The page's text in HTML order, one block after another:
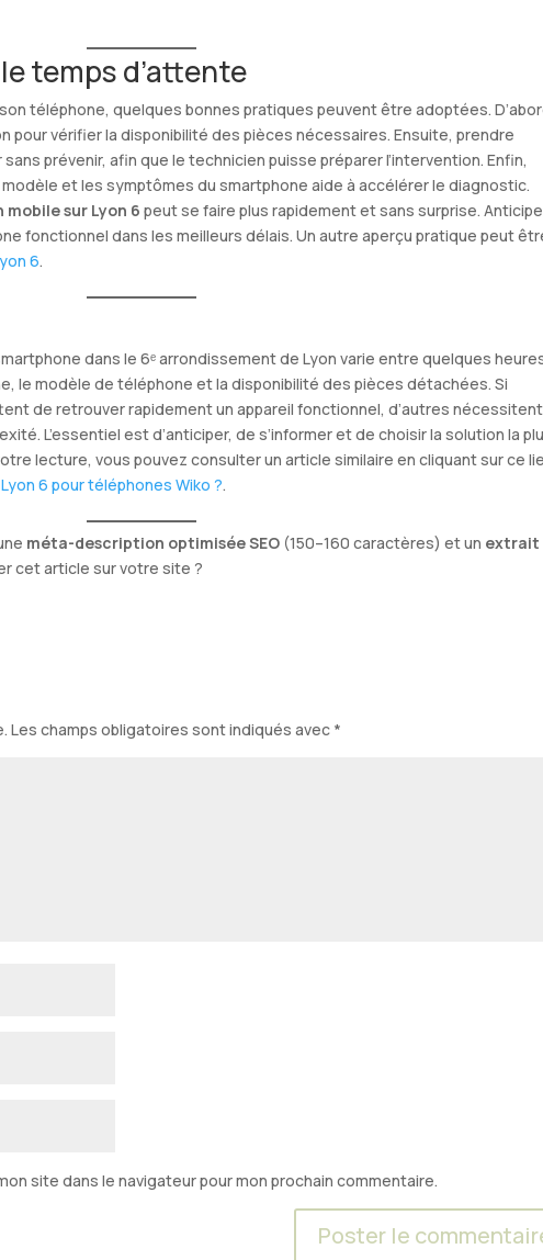
temps d’attente
téléphone, quelques bonnes pratiques peuvent être adoptées.
pour vérifier la disponibilité des pièces nécessaires. Ensuite, prendre
prévenir, afin que le technicien puisse préparer l’intervention. Enfin,
modèle et les symptômes du smartphone aide à accélérer le diagnostic.
sur Lyon 6 peut se faire plus rapidement et sans surprise.
fonctionnel dans les meilleurs délais. Un autre aperçu pratique peut
6.
dans le 6ᵉ arrondissement de Lyon varie entre quelques
le modèle de téléphone et la disponibilité des pièces détachées. Si
de retrouver rapidement un appareil fonctionnel, d’autres nécessitent
L’essentiel est d’anticiper, de s’informer et de choisir la solution la
lecture, vous pouvez consulter un article similaire en cliquant sur ce
6 pour téléphones Wiko ?.
méta-description optimisée SEO (150–160 caractères) et un extrait
cet article sur votre site ?
Les champs obligatoires sont indiqués avec *
site dans le navigateur pour mon prochain commentaire.